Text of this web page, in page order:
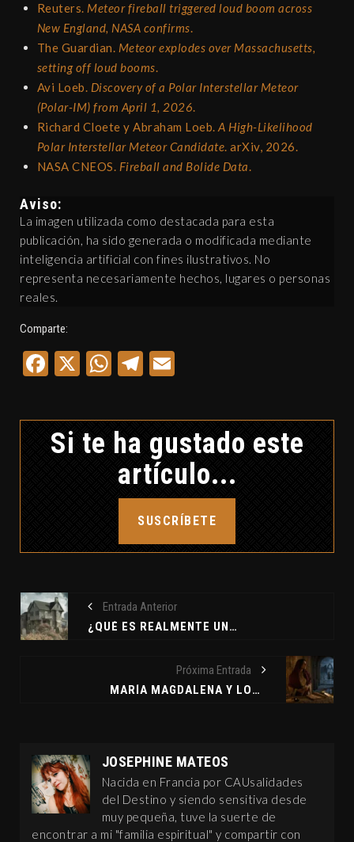
Reuters. Meteor fireball triggered loud boom across
New England, NASA confirms.
The Guardian. Meteor explodes over Massachusetts,
setting off loud booms.
Avi Loeb. Discovery of a Polar Interstellar Meteor
(Polar-IM) from April 1, 2026.
Richard Cloete y Abraham Loeb.A High-Likelihood
Polar Interstellar Meteor Candidate. arXiv, 2026.
NASA CNEOS. Fireball and Bolide Data.
Aviso:
La imagen utilizada como destacada para esta
publicación, ha sido generada o modificada mediante
inteligencia artificial con fines ilustrativos. No
representa necesariamente hechos, lugares o personas
reales.
Comparte:
Facebook
X WhatsApp
Telegram
Si te ha gustado este
artículo...
SUSCRÍBETE
Entrada Anterior
¿QUÉ ES REALMENTE UNA CASA ENCANTADA?
Próxima Entrada
MARÍA MAGDALENA Y LOS TEMPLARIOS: ENTRE LA HISTORIA Y EL MISTERIO
JOSEPHINE MATEOS
Nacida en Francia por CAUsalidades
del Destino y siendo sensitiva desde
muy pequeña, tuve la suerte de
encontrar a mi "familia espiritual" y compartir con